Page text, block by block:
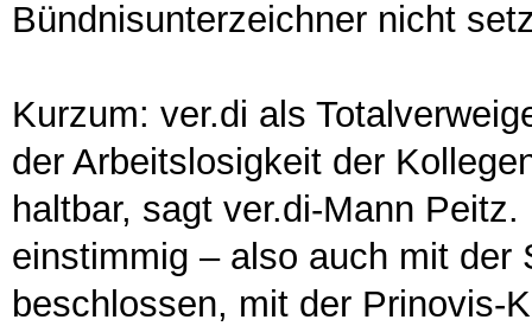
Bündnisunterzeichner nicht
Kurzum: ver.di als
der Arbeitslosigkeit der
haltbar, sagt ver.di-Mann
einstimmig – also auch mit der
beschlossen, mit der Prinovis-